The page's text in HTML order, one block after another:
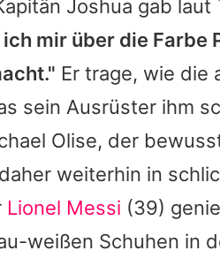
Joshua gab laut
mir über die Farbe
Er trage, wie die
sein Ausrüster ihm
Olise, der
weiterhin in
Lionel Messi (39)
weißen Schuhen in